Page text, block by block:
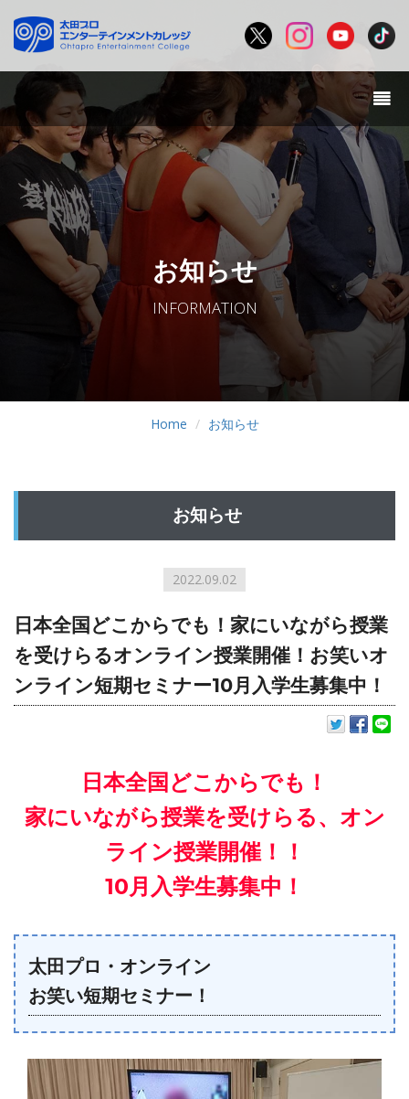
お知らせ
INFORMATION
Home お知らせ
お知らせ
2022.09.02
日本全国どこからでも！家にいながら授業
を受けらるオンライン授業開催！お笑いオ
ンライン短期セミナー10月入学生募集中！
日本全国どこからでも！
家にいながら授業を受けらる、オン
ライン授業開催！！
10月入学生募集中！
太田プロ・オンライン
お笑い短期セミナー！